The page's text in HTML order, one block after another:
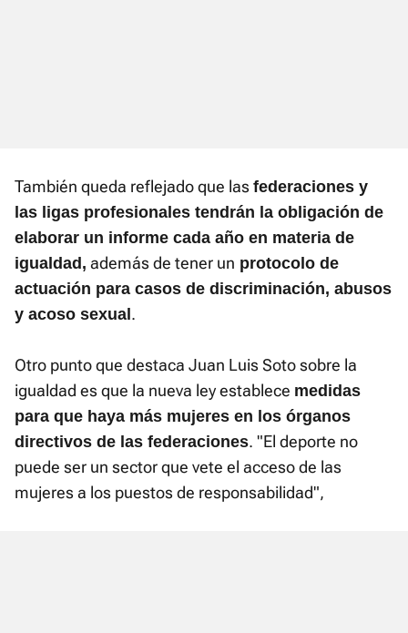
También queda reflejado que las federaciones y
las ligas profesionales tendrán la obligación de
elaborar un informe cada año en materia de
igualdad, además de tener un protocolo de
actuación para casos de discriminación, abusos
y acoso sexual .
Otro punto que destaca Juan Luis Soto sobre la
igualdad es que la nueva ley establece medidas
para que haya más mujeres en los órganos
directivos de las federaciones. "El deporte no
puede ser un sector que vete el acceso de las
mujeres a los puestos de responsabilidad",